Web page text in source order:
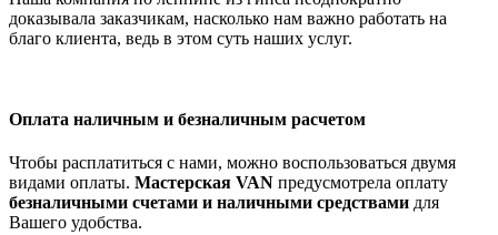
доказывала заказчикам, насколько нам важно работать на
благо клиента, ведь в этом суть наших услуг.
Оплата наличным и безналичным расчетом
Чтобы расплатиться с нами, можно воспользоваться двумя
видами оплаты. Мастерская VAN предусмотрела оплату
безналичными счетами и наличными средствами для
Вашего удобства.